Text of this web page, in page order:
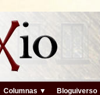
Columnas ▼ Bloguiverso